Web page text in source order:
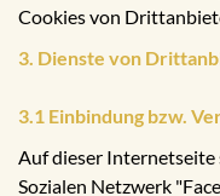
Cookies von
3. Dienste von
3.1 Einbindung bzw.
Auf dieser Internetseite
Sozialen Netzwerk